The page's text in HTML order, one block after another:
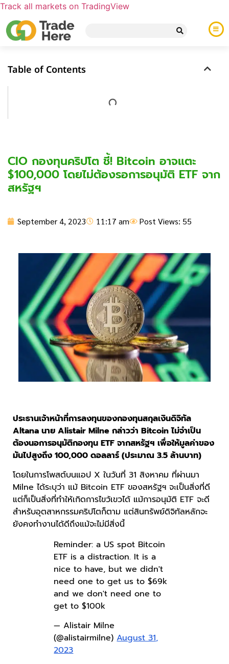
Track all markets on TradingView
Table of Contents
CIO กองทุนคริปโต ชี้! Bitcoin อาจแตะ
$100,000 โดยไม่ต้องรอการอนุมัติ ETF จาก
สหรัฐฯ
September 4, 2023 11:17 am Post Views: 55
ประธานเจ้าหน้าที่การลงทุนของกองทุนสกุลเงินดิจิทัล
Altana นาย Alistair Milne กล่าวว่า Bitcoin ไม่จำเป็น
ต้องนอการอนุมัติกองทุน ETF จากสหรัฐฯ เพื่อให้มูลค่าของ
มันไปสูงถึง 100,000 ดอลลาร์ (ประมาณ 3.5 ล้านบาท)
โดยในการโพสต์บนแอป X ในวันที่ 31 สิงหาคม ที่ผ่านมา
Milne ได้ระบุว่า แม้ Bitcoin ETF ของสหรัฐฯ จะเป็นสิ่งที่ดี
แต่ก็เป็นสิ่งที่ทำให้เกิดการไขว้เขวได้ แม้การอนุมัติ ETF จะดี
สำหรับอุตสาหกรรมคริปโตก็ตาม แต่สินทรัพย์ดิจิทัลหลักจะ
ยังคงทำงานได้ดีถึงแม้จะไม่มีสิ่งนี้
Reminder: a US spot Bitcoin
ETF is a distraction. It is a
nice to have, but we didn't
need one to get us to $69k
and we don't need one to
get to $100k
— Alistair Milne
(@alistairmilne)August 31,
2023